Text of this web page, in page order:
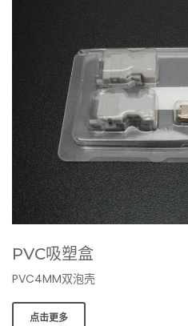
PVC吸塑盒
PVC4MM双泡壳
点击更多